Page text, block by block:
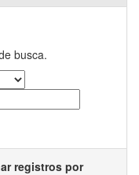
busca.
registros por